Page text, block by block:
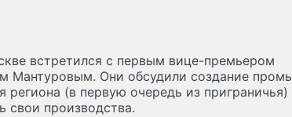
встретился с первым вице-премьером
Мантуровым. Они обсудили создание
региона (в первую очередь из
свои производства.